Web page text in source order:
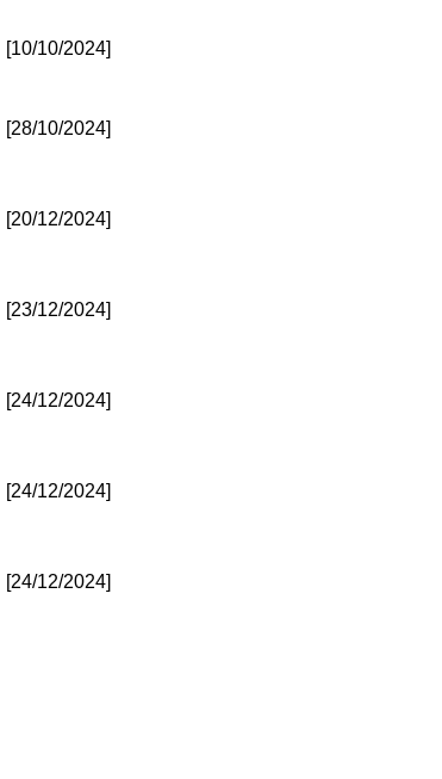
[10/10/2024]
[28/10/2024]
[20/12/2024]
[23/12/2024]
[24/12/2024]
[24/12/2024]
[24/12/2024]